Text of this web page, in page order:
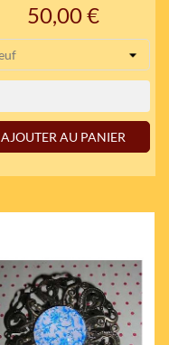
Prix
50,00 €
AJOUTER AU PANIER